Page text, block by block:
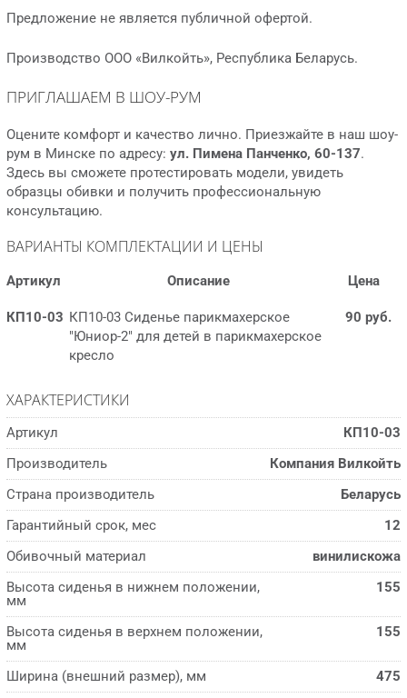
Предложение не является публичной офертой.
Производство ООО «Вилкойть», Республика Беларусь.
ПРИГЛАШАЕМ В ШОУ-РУМ
Оцените комфорт и качество лично. Приезжайте в наш шоу-
рум в Минске по адресу: ул. Пимена Панченко, 60-137.
Здесь вы сможете протестировать модели, увидеть
образцы обивки и получить профессиональную
консультацию.
ВАРИАНТЫ КОМПЛЕКТАЦИИ И ЦЕНЫ
Артикул Описание Цена
КП10-03 КП10-03 Сиденье парикмахерское
"Юниор-2" для детей в парикмахерское
кресло
90 руб.
ХАРАКТЕРИСТИКИ
Артикул
КП10-03
Производитель
Компания Вилкойть
Страна производитель
Беларусь
Гарантийный срок, мес
12
Обивочный материал
винилискожа
Высота сиденья в нижнем положении,
мм
155
Высота сиденья в верхнем положении,
мм
155
Ширина (внешний размер), мм
475